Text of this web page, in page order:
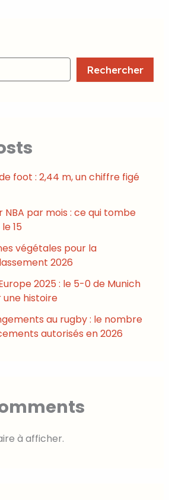
Rechercher
foot : 2,44 m, un chiffre figé
NBA par mois : ce qui tombe
15
végétales pour la
2026
2025 : le 5-0 de Munich
une histoire
au rugby : le nombre
autorisés en 2026
à afficher.